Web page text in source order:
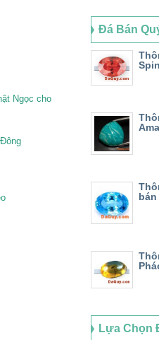
Ngọc cho
Đá Bán
Lựa Chọn